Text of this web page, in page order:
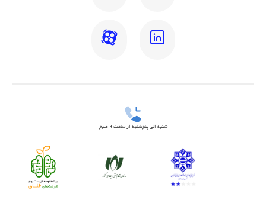
شنبه الی پنج‌شنبه از ساعت 9 صبح